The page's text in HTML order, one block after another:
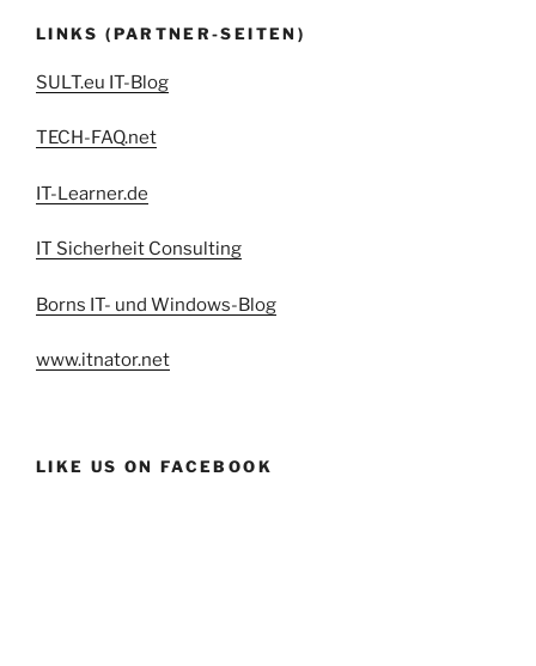
LINKS (PARTNER-SEITEN)
SULT.eu IT-Blog
TECH-FAQ.net
IT-Learner.de
IT Sicherheit Consulting
Borns IT- und Windows-Blog
www.itnator.net
LIKE US ON FACEBOOK